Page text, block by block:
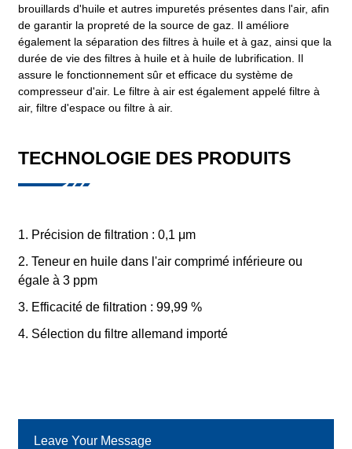
brouillards d'huile et autres impuretés présentes dans l'air, afin
de garantir la propreté de la source de gaz. Il améliore
également la séparation des filtres à huile et à gaz, ainsi que la
durée de vie des filtres à huile et à huile de lubrification. Il
assure le fonctionnement sûr et efficace du système de
compresseur d'air. Le filtre à air est également appelé filtre à
air, filtre d'espace ou filtre à air.
TECHNOLOGIE DES PRODUITS
1. Précision de filtration : 0,1 μm
2. Teneur en huile dans l'air comprimé inférieure ou
égale à 3 ppm
3. Efficacité de filtration : 99,99 %
4. Sélection du filtre allemand importé
Leave Your Message